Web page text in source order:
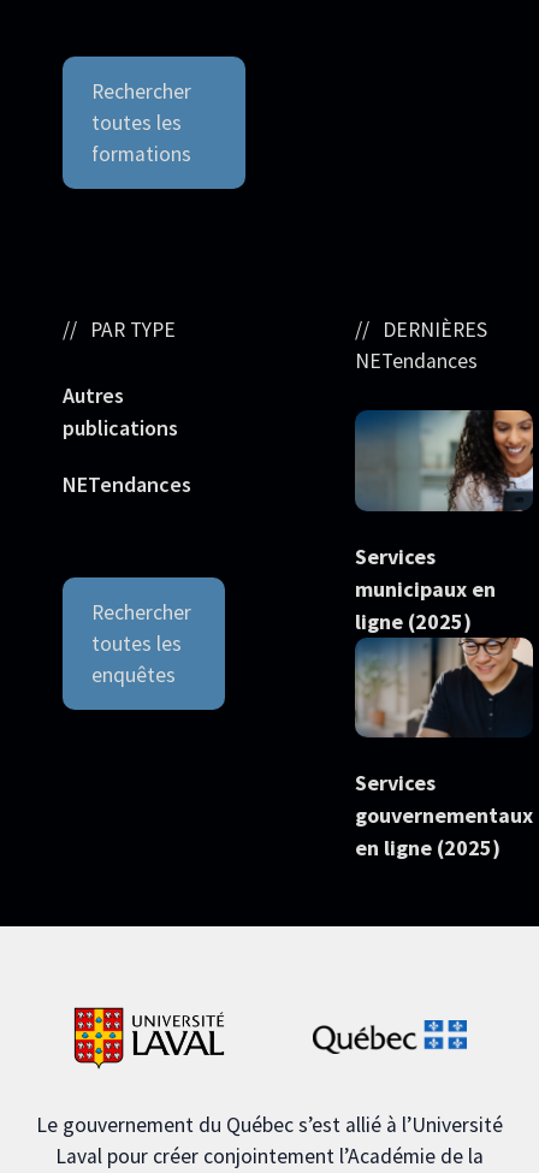
Rechercher
toutes les
formations
PAR TYPE
Autres
publications
NETendances
Rechercher
toutes les
enquêtes
DERNIÈRES
NETendances
Services
municipaux en
ligne (2025)
Services
gouvernementaux
en ligne (2025)
Le gouvernement du Québec s’est allié à l’Université
Laval pour créer conjointement l’Académie de la